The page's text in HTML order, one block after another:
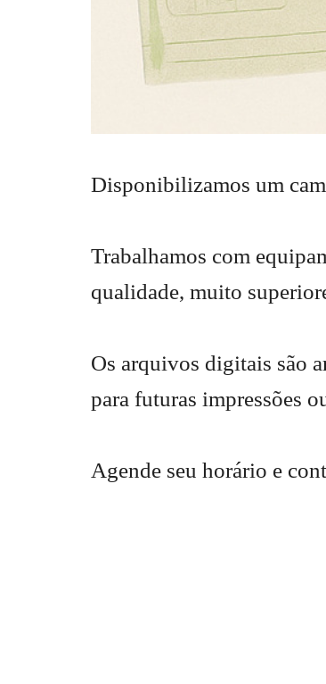
Disponibilizamos um
Trabalhamos com
qualidade, muito
Os arquivos digitais são
para futuras impressões
Agende seu horário e